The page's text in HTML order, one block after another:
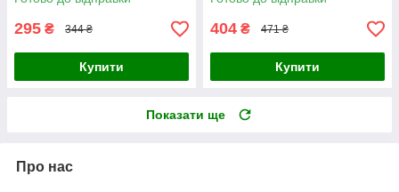
295 ₴ 344 ₴
Купити
404 ₴ 471 ₴
Купити
Показати ще
Про нас